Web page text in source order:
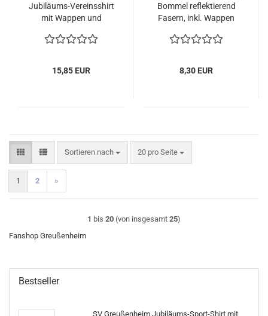
Jubiläums-Vereinsshirt
mit Wappen und
15,85 EUR
Bommel reflektierend
Fasern, inkl. Wappen
8,30 EUR
Sortieren nach
Sortieren nach 20 pro Seite
pro Seite
1 2 »
1 bis 20 (von insgesamt 25)
Fanshop Greußenheim
Bestseller
SV Greußenheim Jubiläums-Sport-Shirt mit